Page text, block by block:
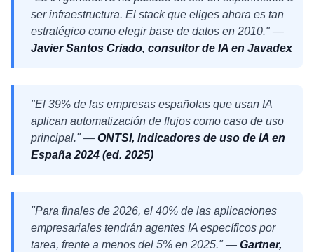
ser infraestructura. El stack que eliges ahora es tan
estratégico como elegir base de datos en 2010." —
Javier Santos Criado, consultor de IA en Javadex
"El 39% de las empresas españolas que usan IA
aplican automatización de flujos como caso de uso
principal." — ONTSI, Indicadores de uso de IA en
España 2024 (ed. 2025)
"Para finales de 2026, el 40% de las aplicaciones
empresariales tendrán agentes IA específicos por
tarea, frente a menos del 5% en 2025." — Gartner,